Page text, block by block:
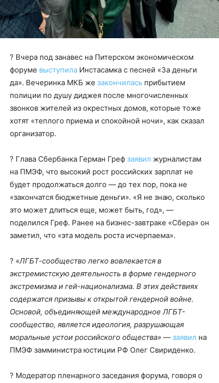
? Вчера под занавес на Питерском экономическом
форуме выступила Инстасамка с песней «За деньги
да». Вечеринка МКБ же закончилась прибытием
полиции по душу диджея после многочисленных
звонков жителей из окрестных домов, которые тоже
хотят «теплого приема и спокойной ночи», как сказал
организатор.
? Глава Сбербанка Герман Греф заявил журналистам
на ПМЭФ, что высокий рост российских зарплат не
будет продолжаться долго — до тех пор, пока не
«закончатся бюджетные деньги». «Я не знаю, сколько
это может длиться еще, может быть, год», —
поделился Греф. Ранее на бизнес-завтраке «Сбера» он
заметил, что «эта модель роста исчерпаема».
? «ЛГБТ-сообщество легко вовлекается в
экстремистскую деятельность в форме гендерного
экстремизма и гей-национализма. В этих действиях
содержатся призывы к открытой гендерной войне.
Основой, объединяющей международное ЛГБТ-
сообщество, является идеология, разрушающая
моральные устои российского общества» — заявил на
ПМЭФ замминистра юстиции РФ Олег Свириденко​​​.
? Модератор пленарного заседания форума, говоря о